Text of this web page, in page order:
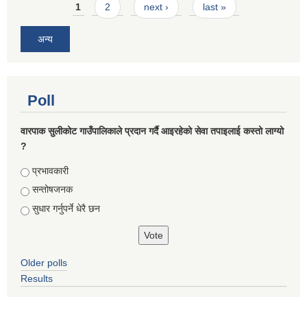
Pages1 2 next › last »
अन्य
Poll
वारपाक सुलीकोट गाउँपालिकाले प्रदान गर्दै आइरहेको सेवा तपाइलाई कस्तो लाग्यो
?
Choices
प्रभावकारी
सन्तोषजनक
सुधार गर्नुपर्ने धेरै छन
Older polls
Results